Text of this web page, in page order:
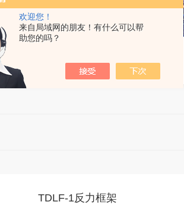
欢迎您！
来自局域网的朋友！有什么可以帮
助您的吗？
TDLF-1反力框架